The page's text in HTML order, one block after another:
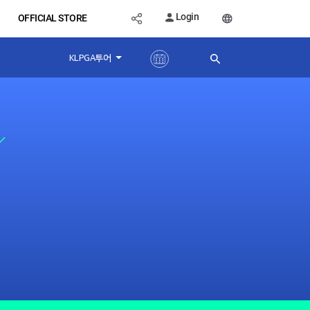
OFFICIAL STORE Login
KLPGA투어